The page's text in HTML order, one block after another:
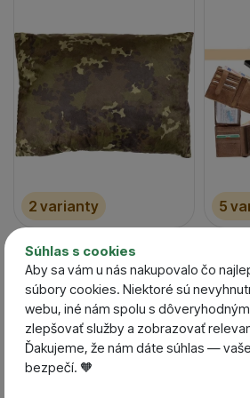
Súhlas s cookies
Aby sa vám u nás nakupovalo čo
súbory cookies. Niektoré sú
webu, iné nám spolu s
zlepšovať služby a zobrazovať
Ďakujeme, že nám dáte súhlas —
bezpečí. 🧡
2 varianty
Thermakore Pillow
Posledný kus na odoslanie
30,74€
od 26,01€
5